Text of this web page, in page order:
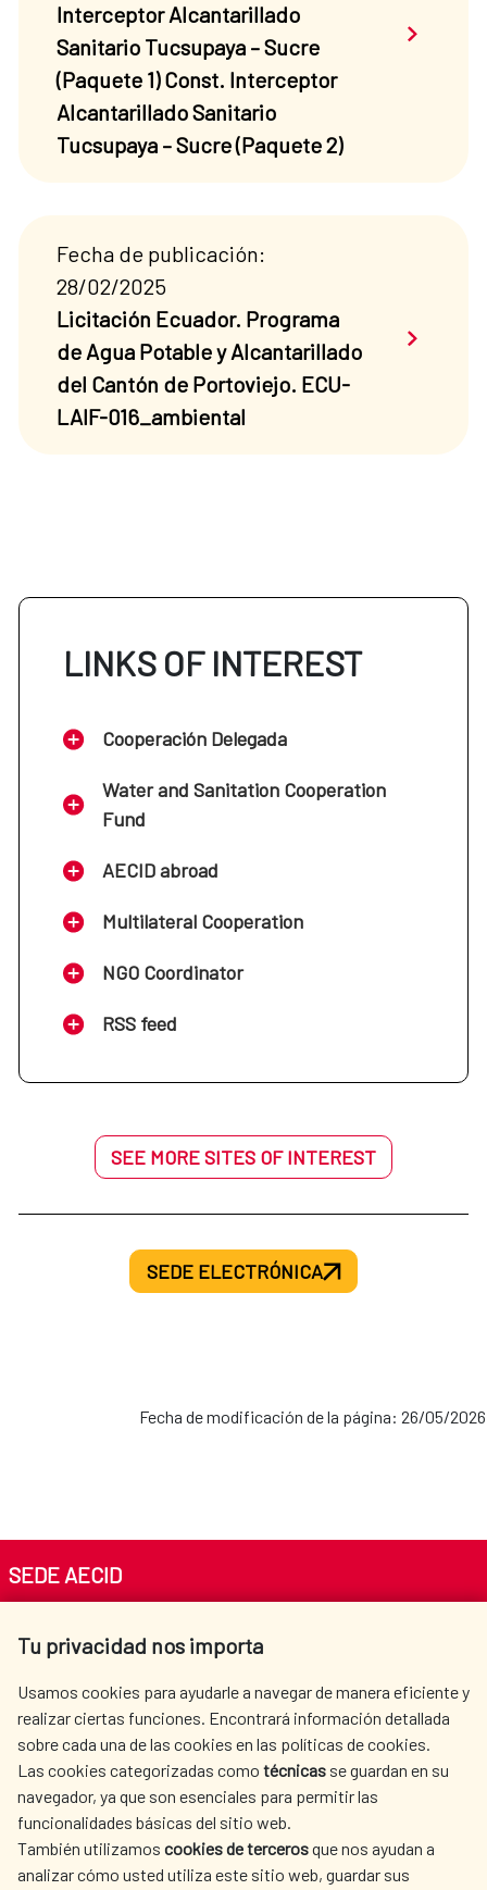
Interceptor Alcantarillado
Sanitario Tucsupaya – Sucre
(Paquete 1) Const. Interceptor
Alcantarillado Sanitario
Tucsupaya – Sucre (Paquete 2)
Saber
Fecha de publicación:
28/02/2025
Licitación Ecuador. Programa
de Agua Potable y Alcantarillado
del Cantón de Portoviejo. ECU-
LAIF-016_ambiental
Saber
LINKS OF INTEREST
Cooperación Delegada
Water and Sanitation Cooperation
Fund
AECID abroad
Multilateral Cooperation
NGO Coordinator
RSS feed
SEE MORE SITES OF INTEREST
SEDE ELECTRÓNICA
Fecha de modificación de la página: 26/05/2026
Tu privacidad nos importa
Usamos cookies para ayudarle a navegar de manera eficiente y
realizar ciertas funciones. Encontrará información detallada
sobre cada una de las cookies en las políticas de cookies.
Las cookies categorizadas como técnicas se guardan en su
navegador, ya que son esenciales para permitir las
funcionalidades básicas del sitio web.
También utilizamos cookies de tercerosque nos ayudan a
analizar cómo usted utiliza este sitio web, guardar sus
SEDE AECID
Tel. +34 900 20 30 54​​​​​​​
AECID
WHERE DO WE COOPERATE?
SPANISH HUMANITARIAN
ACTION
PRESS ROOM
CULTURE AND SCIENCE LIBRARY